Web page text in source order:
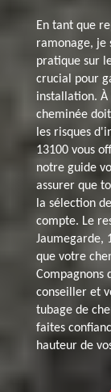
En tant que
ramonage, je
pratique sur
crucial pour
installation. À
cheminée
les risques
13100 vous
notre guide
assurer que
la sélection
compte. Le
Jaumegarde,
que votre
Compagnons
conseiller et
tubage de
faites
hauteur de